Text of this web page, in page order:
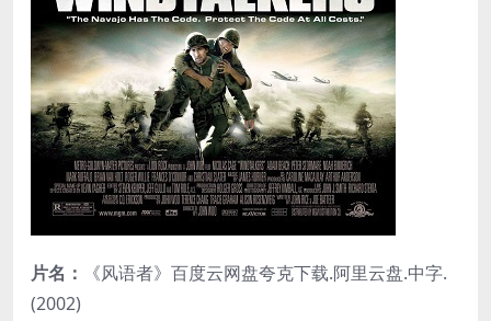
片名：
《风语者》百度云网盘夸克下载.阿里云盘.中字.
(2002)